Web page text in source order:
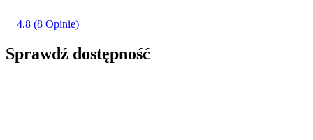
4.8 (8 Opinie)
Sprawdź dostępność